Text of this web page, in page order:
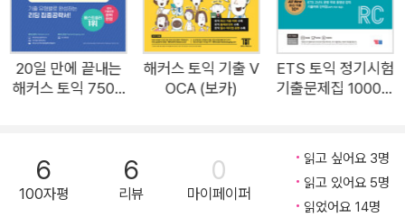
s Practice(연습 문제), Hackers Test(실전 문제) 최신 출제 포
인트 및 기출 유형을 반영한 문제를 통해 실력을 완성할 수 있습
니다. 3. 토익 리스닝의 기본부터 다질 수 있는 체계적인 학습! D
ay별 마지막의 유사 발음, 미국식/영국식 발음 차이 등에 대한 듣
1) 실전모의고사 3회분(온라인 2회분 포함)을 제한 시간 안에 실
전처럼 문제를 풀어보며 실제 시험장에서 필요한 시간 분배 능력
20일 만에 끝내는
해커스 토익 750+
해커스 토익 기출 V
OCA (보카)
ETS 토익 정기시험
기출문제집 1000 V
6
100자평
6
리뷰
0
마이페이퍼
읽고 싶어요 3명
읽고 있어요 5명
읽었어요 14명